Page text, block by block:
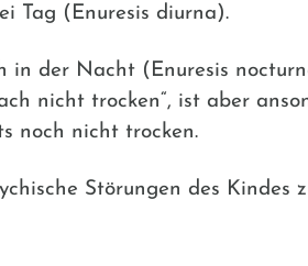
Tag (Enuresis diurna).
in der Nacht (Enuresis
nicht trocken“, ist aber
noch nicht trocken.
Störungen des Kindes